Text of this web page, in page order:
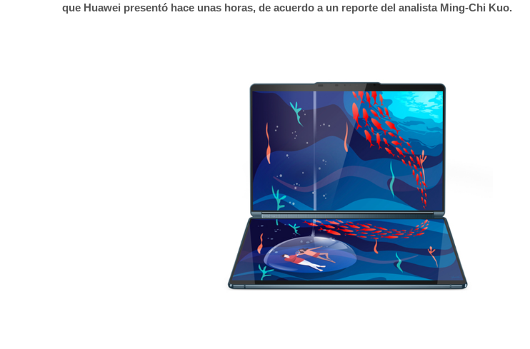
que Huawei presentó hace unas horas, de acuerdo a un reporte del analista Ming-Chi Kuo.